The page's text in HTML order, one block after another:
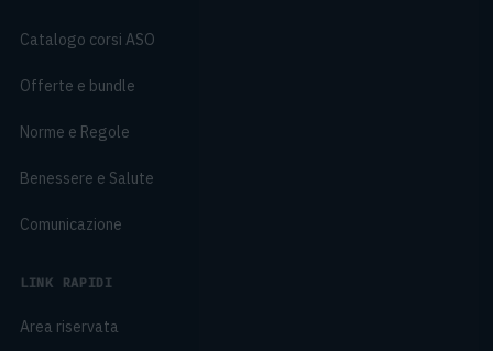
Catalogo corsi ASO
Offerte e bundle
Norme e Regole
Benessere e Salute
Comunicazione
LINK RAPIDI
Area riservata